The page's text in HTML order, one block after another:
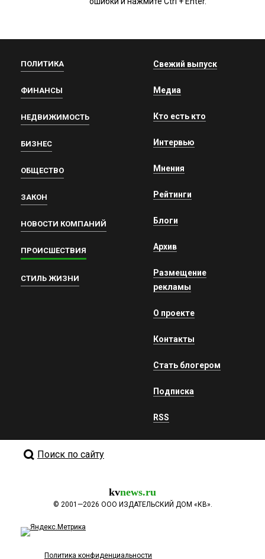
ПОЛИТИКА
ФИНАНСЫ
НЕДВИЖИМОСТЬ
БИЗНЕС
ОБЩЕСТВО
ЗАКОН
НОВОСТИ КОМПАНИЙ
ПРОИСШЕСТВИЯ
СТИЛЬ ЖИЗНИ
Свежий выпуск
Медиа
Кто есть кто
Интервью
Мнения
Рейтинги
Блоги
Архив
Размещение
рекламы
О проекте
Контакты
Стать блогером
Подписка
RSS
Поиск по сайту
kvnews.ru
© 2001—2026 ООО ИЗДАТЕЛЬСКИЙ ДОМ «КВ».
Политика конфиденциальности